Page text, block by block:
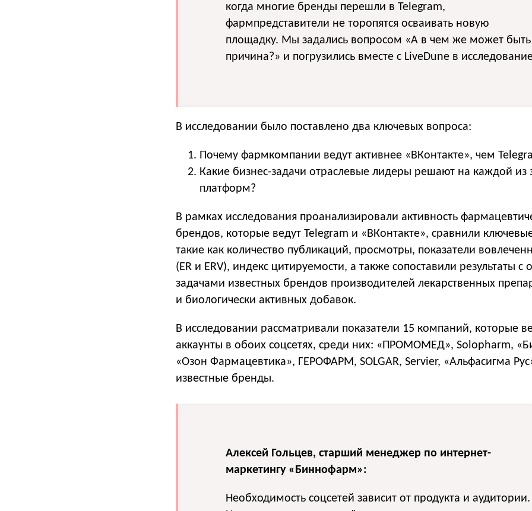
когда многие бренды перешли в Telegram,
фармпредставители не торопятся осваивать новую
площадку. Мы задались вопросом «А в чем же может быть
причина?» и погрузились вместе с LiveDune в
В исследовании было поставлено два ключевых вопроса:
Почему фармкомпании ведут активнее «ВКонтакте», чем
Какие бизнес-задачи отраслевые лидеры решают на каждой из
платформ?
В рамках исследования проанализировали активность
брендов, которые ведут Telegram и «ВКонтакте», сравнили
такие как количество публикаций, просмотры, показатели
(ER и ERV), индекс цитируемости, а также сопоставили результаты
задачами известных брендов производителей лекарственных
и биологически активных добавок.
В исследовании рассматривали показатели 15 компаний, которые
аккаунты в обоих соцсетях, среди них: «ПРОМОМЕД», Solopharm,
«Озон Фармацевтика», ГЕРОФАРМ, SOLGAR, Servier, «Альфасигма
известные бренды.
Алексей Гольцев, старший менеджер по интернет-
маркетингу «Биннофарм»:
Необходимость соцсетей зависит от продукта и аудитории.